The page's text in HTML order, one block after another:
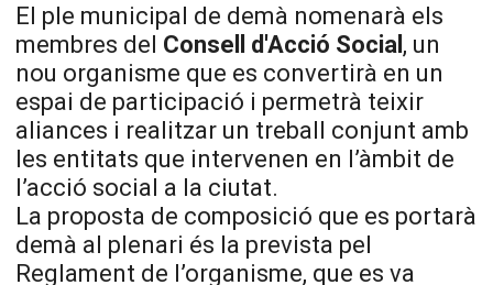
El ple municipal de demà nomenarà els
membres del Consell d'Acció Social , un
nou organisme que es convertirà en un
espai de participació i permetrà teixir
aliances i realitzar un treball conjunt amb
les entitats que intervenen en l’àmbit de
l’acció social a la ciutat.
La proposta de composició que es portarà
demà al plenari és la prevista pel
Reglament de l’organisme, que es va